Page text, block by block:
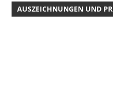
AUSZEICHNUNGEN UND